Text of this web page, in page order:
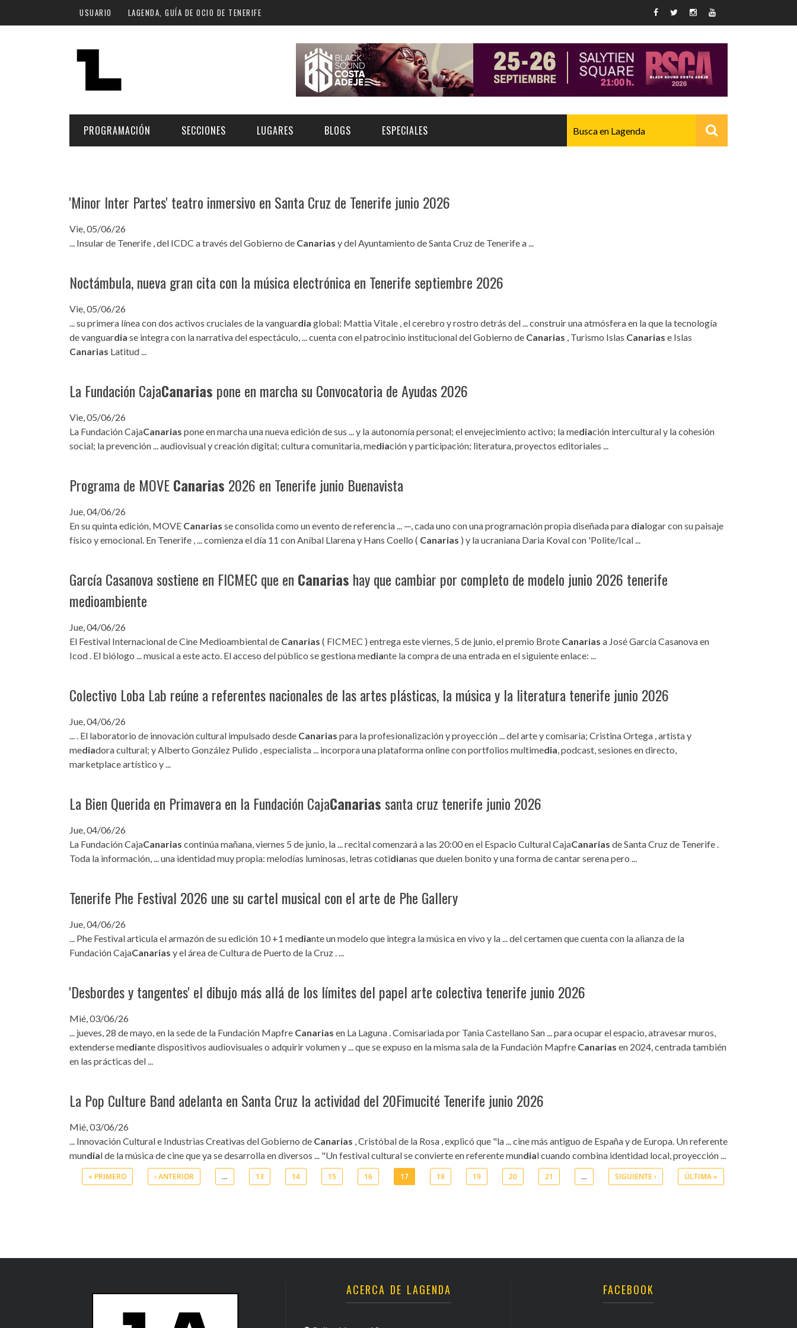
Pasar al contenido principal
USUARIO LAGENDA, GUÍA DE OCIO DE TENERIFE
PROGRAMACIÓN
Plan Finde
Sur
Deporte y Naturaleza
Infantil
Música
Escénicas
SECCIONES
ESCÉNICAS
INFANTIL
LUGARES
SALAS Y AUDITORIOS
LOCALES CON ACTUACIONES
GASTRO
BLOGS ESPECIALES
FESTIVAL TAGANANA 2026
'Minor Inter Partes' teatro inmersivo en Santa Cruz de Tenerife junio 2026
Vie, 05/06/26
... Insular de Tenerife , del ICDC a través del Gobierno de Canarias y del Ayuntamiento de Santa Cruz de Tenerife a ...
Noctámbula, nueva gran cita con la música electrónica en Tenerife septiembre 2026
Vie, 05/06/26
... su primera línea con dos activos cruciales de la vanguardia global: Mattia Vitale , el cerebro y rostro detrás del ... construir una atmósfera en la que la tecnología
de vanguardia se integra con la narrativa del espectáculo, ... cuenta con el patrocinio institucional del Gobierno de Canarias , Turismo Islas Canarias e Islas
Canarias Latitud ...
La Fundación CajaCanarias pone en marcha su Convocatoria de Ayudas 2026
Vie, 05/06/26
La Fundación CajaCanarias pone en marcha una nueva edición de sus ... y la autonomía personal; el envejecimiento activo; la mediación intercultural y la cohesión
social; la prevención ... audiovisual y creación digital; cultura comunitaria, mediación y participación; literatura, proyectos editoriales ...
Programa de MOVECanarias 2026 en Tenerife junio Buenavista
Jue, 04/06/26
En su quinta edición, MOVE Canarias se consolida como un evento de referencia ... —, cada uno con una programación propia diseñada para dialogar con su paisaje
físico y emocional. En Tenerife , ... comienza el día 11 con Aníbal Llarena y Hans Coello ( Canarias ) y la ucraniana Daria Koval con 'Polite/Ical ...
García Casanova sostiene en FICMEC que en Canarias hay que cambiar por completo de modelo junio 2026 tenerife
medioambiente
Jue, 04/06/26
El Festival Internacional de Cine Medioambiental de Canarias ( FICMEC ) entrega este viernes, 5 de junio, el premio Brote Canarias a José García Casanova en
Icod . El biólogo ... musical a este acto. El acceso del público se gestiona mediante la compra de una entrada en el siguiente enlace: ...
Colectivo Loba Lab reúne a referentes nacionales de las artes plásticas, la música y la literatura tenerife junio 2026
Jue, 04/06/26
... . El laboratorio de innovación cultural impulsado desde Canarias para la profesionalización y proyección ... del arte y comisaria; Cristina Ortega , artista y
mediadora cultural; y Alberto González Pulido , especialista ... incorpora una plataforma online con portfolios multimedia, podcast, sesiones en directo,
marketplace artístico y ...
La Bien Querida en Primavera en la Fundación CajaCanariassanta cruz tenerife junio 2026
Jue, 04/06/26
La Fundación CajaCanarias continúa mañana, viernes 5 de junio, la ... recital comenzará a las 20:00 en el Espacio Cultural CajaCanarias de Santa Cruz de Tenerife .
Toda la información, ... una identidad muy propia: melodías luminosas, letras cotidianas que duelen bonito y una forma de cantar serena pero ...
Tenerife Phe Festival 2026 une su cartel musical con el arte de Phe Gallery
Jue, 04/06/26
... Phe Festival articula el armazón de su edición 10 +1 mediante un modelo que integra la música en vivo y la ... del certamen que cuenta con la alianza de la
Fundación CajaCanarias y el área de Cultura de Puerto de la Cruz . ...
'Desbordes y tangentes' el dibujo más allá de los límites del papel arte colectiva tenerife junio 2026
Mié, 03/06/26
... jueves, 28 de mayo, en la sede de la Fundación Mapfre Canarias en La Laguna . Comisariada por Tania Castellano San ... para ocupar el espacio, atravesar muros,
extenderse mediante dispositivos audiovisuales o adquirir volumen y ... que se expuso en la misma sala de la Fundación Mapfre Canarias en 2024, centrada también
en las prácticas del ...
La Pop Culture Band adelanta en Santa Cruz la actividad del 20Fimucité Tenerife junio 2026
Mié, 03/06/26
... Innovación Cultural e Industrias Creativas del Gobierno de Canarias , Cristóbal de la Rosa , explicó que "la ... cine más antiguo de España y de Europa. Un referente
mundial de la música de cine que ya se desarrolla en diversos ... "Un festival cultural se convierte en referente mundial cuando combina identidad local, proyección ...
« PRIMERO ‹ ANTERIOR … 13 14 15 16 17 18 19 20 21 … SIGUIENTE › ÚLTIMA »
ACERCA DE LAGENDA FACEBOOK